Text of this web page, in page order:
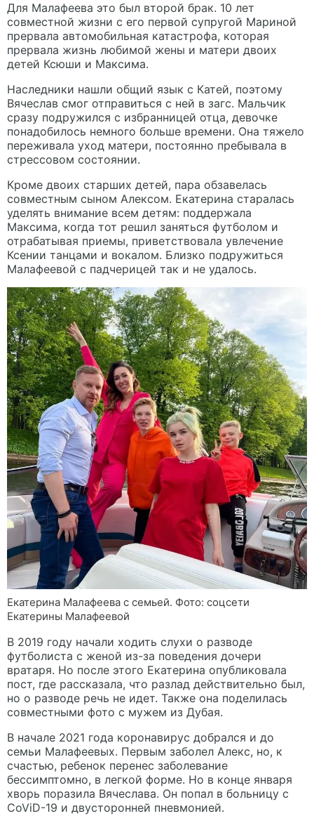
Для Малафеева это был второй брак. 10 лет
совместной жизни с его первой супругой Мариной
прервала автомобильная катастрофа, которая
прервала жизнь любимой жены и матери двоих
детей Ксюши и Максима.
Наследники нашли общий язык с Катей, поэтому
Вячеслав смог отправиться с ней в загс. Мальчик
сразу подружился с избранницей отца, девочке
понадобилось немного больше времени. Она тяжело
переживала уход матери, постоянно пребывала в
стрессовом состоянии.
Кроме двоих старших детей, пара обзавелась
совместным сыном Алексом. Екатерина старалась
уделять внимание всем детям: поддержала
Максима, когда тот решил заняться футболом и
отрабатывая приемы, приветствовала увлечение
Ксении танцами и вокалом. Близко подружиться
Малафеевой с падчерицей так и не удалось.
Екатерина Малафеева с семьей. Фото: соцсети
Екатерины Малафеевой
В 2019 году начали ходить слухи о разводе
футболиста с женой из-за поведения дочери
вратаря. Но после этого Екатерина опубликовала
пост, где рассказала, что разлад действительно был,
но о разводе речь не идет. Также она поделилась
совместными фото с мужем из Дубая.
В начале 2021 года коронавирус добрался и до
семьи Малафеевых. Первым заболел Алекс, но, к
счастью, ребенок перенес заболевание
бессимптомно, в легкой форме. Но в конце января
хворь поразила Вячеслава. Он попал в больницу с
CoViD-19 и двусторонней пневмонией.